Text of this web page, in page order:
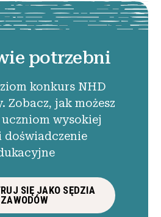
potrzebni
konkurs NHD
Zobacz, jak możesz
wysokiej
doświadczenie
SIĘ JAKO SĘDZIA
ZAWODÓW